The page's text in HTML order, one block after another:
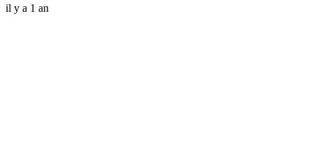
il y a 1 an